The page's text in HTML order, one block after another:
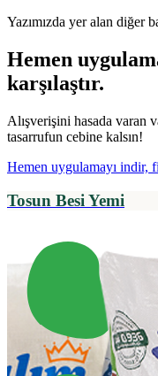
Yazımızda yer alan diğer
Hemen
karşılaştır.
Alışverişini hasada varan
tasarrufun cebine kalsın!
Hemen uygulamayı indir,
Tosun Besi Yemi